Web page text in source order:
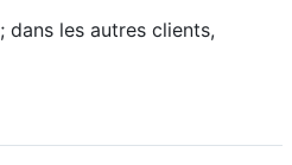
; dans les autres clients,